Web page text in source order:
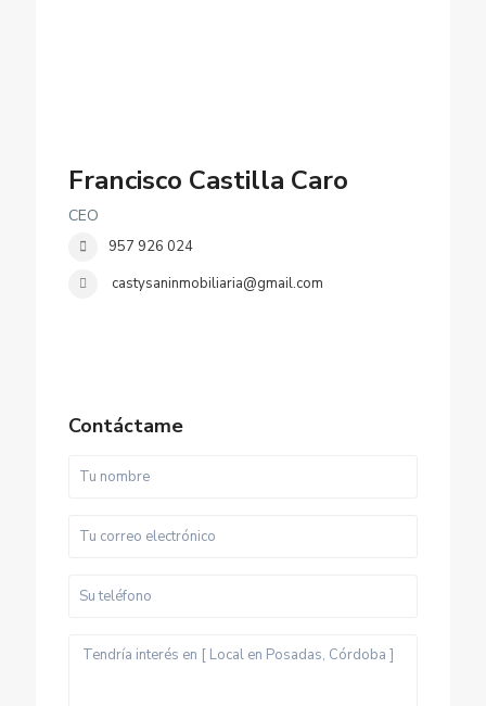
Francisco Castilla Caro
CEO
957 926 024
castysaninmobiliaria@gmail.com
Contáctame